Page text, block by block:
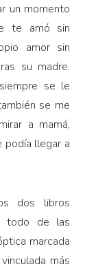
un momento
te amó sin
amor sin
su madre.
se le
se me
a mamá,
podía llegar a
dos libros
todo de las
marcada
más